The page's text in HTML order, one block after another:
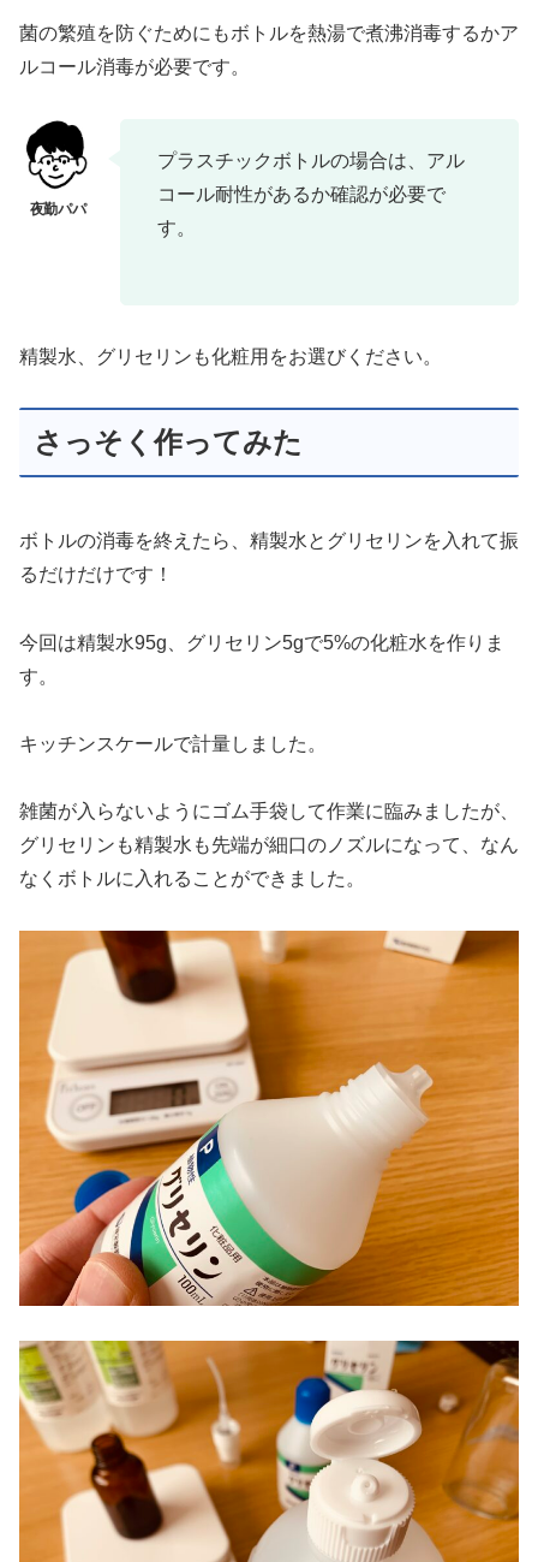
菌の繁殖を防ぐためにもボトルを熱湯で煮沸消毒するかア
ルコール消毒が必要です。
プラスチックボトルの場合は、アル
コール耐性があるか確認が必要で
す。
精製水、グリセリンも化粧用をお選びください。
さっそく作ってみた
ボトルの消毒を終えたら、精製水とグリセリンを入れて振
るだけだけです！
今回は精製水95g、グリセリン5gで5%の化粧水を作りま
す。
キッチンスケールで計量しました。
雑菌が入らないようにゴム手袋して作業に臨みましたが、
グリセリンも精製水も先端が細口のノズルになって、なん
なくボトルに入れることができました。